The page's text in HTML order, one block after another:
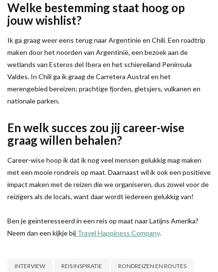
Welke bestemming staat hoog op
jouw wishlist?
Ik ga graag weer eens terug naar Argentinie en Chili. Een roadtrip
maken door het noorden van Argentinië, een bezoek aan de
wetlands van Esteros del Ibera en het schiereiland Peninsula
Valdes. In Chili ga ik graag de Carretera Austral en het
merengebied bereizen; prachtige fjorden, gletsjers, vulkanen en
nationale parken.
En welk succes zou jij career-wise
graag willen behalen?
Career-wise hoop ik dat ik nog veel mensen gelukkig mag maken
met een mooie rondreis op maat. Daarnaast wil ik ook een positieve
impact maken met de reizen die we organiseren, dus zowel voor de
reizigers als de locals, want daar wordt iedereen gelukkig van!
Ben je geïnteresseerd in een reis op maat naar Latijns Amerika?
Neem dan een kijkje bij Travel Happiness Company.
INTERVIEW REIS INSPIRATIE RONDREIZEN EN ROUTES